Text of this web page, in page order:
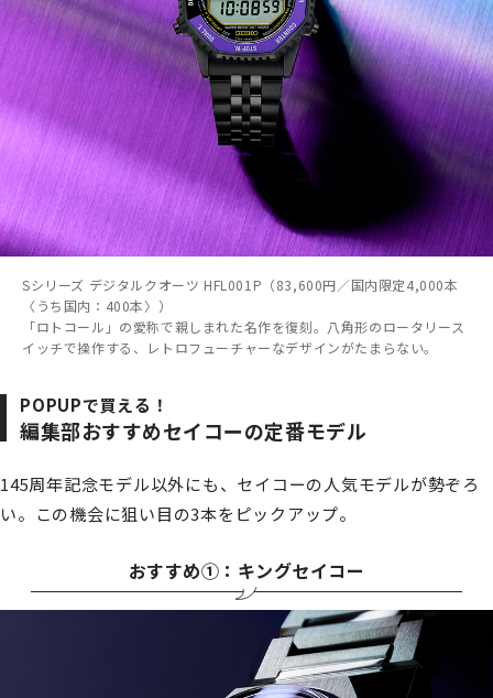
Sシリーズ デジタルクオーツ HFL001P（83,600円／国内限定4,000本
〈うち国内：400本〉）
「ロトコール」の愛称で親しまれた名作を復刻。八角形のロータリース
イッチで操作する、レトロフューチャーなデザインがたまらない。
POPUPで買える！
編集部おすすめセイコーの定番モデル
145周年記念モデル以外にも、セイコーの人気モデルが勢ぞろ
い。この機会に狙い目の3本をピックアップ。
おすすめ①：キングセイコー